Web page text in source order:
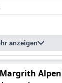
anzeigen